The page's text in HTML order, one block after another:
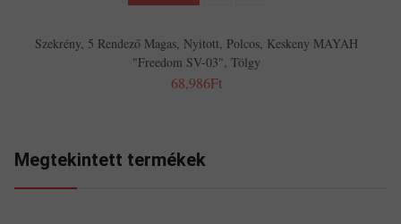
Szekrény, 5 Rendező Magas, Nyitott, Polcos, Keskeny MAYAH
"Freedom SV-03", Tölgy
68,986Ft
Megtekintett termékek